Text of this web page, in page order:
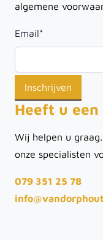
algemene
Email*
Heeft u een
Wij helpen u
onze specialisten
079 351 25 78